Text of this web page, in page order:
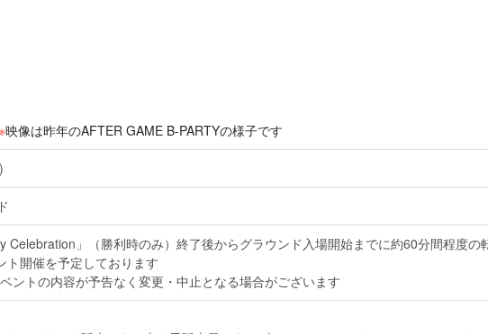
映像は昨年のAFTER GAME B-PARTYの様子です
Celebration」（勝利時のみ）終了後からグラウンド入場開始までに約60分間程度の
開催を予定しております
ントの内容が予告なく変更・中止となる場合がございます